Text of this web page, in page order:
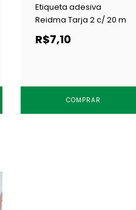
Etiqueta adesiva
Reidma Tarja 2 c/ 20 m
R$7,10
COMPRAR